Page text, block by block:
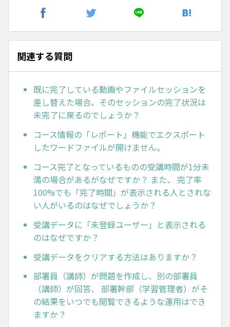
関連する質問
既に完了している動画やファイルセッションを
差し替えた場合、そのセッションの完了状況は
未完了に戻るのでしょうか？
コース情報の「レポート」機能でエクスポート
したワードファイルが開けません。
コース完了となっているものの受講時間が1分未
満の場合があるがなぜですか？ また、 完了率
100%でも「完了時間」が表示される人とされな
い人がいるのはなぜでしょうか？
受講データに「未登録ユーザー」と表示される
のはなぜですか？
受講データをクリアする方法はありますか？
部署員（講師）が問題を作成し、別の部署員
（講師）が回答、 部署幹部（学習管理者）がそ
の結果をいつでも閲覧できるような運用はでき
ますか？